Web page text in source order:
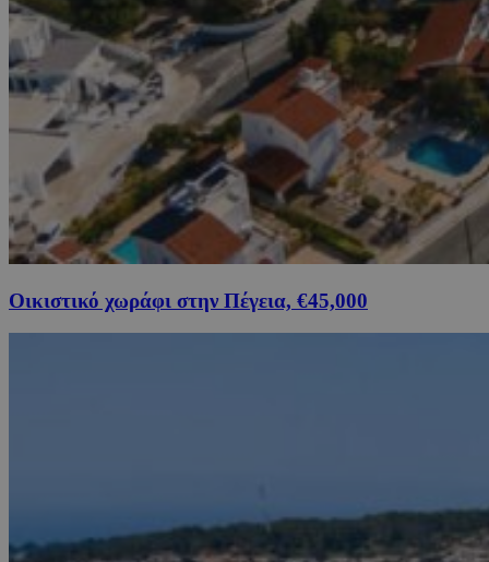
Οικιστικό χωράφι στην Πέγεια, €45,000